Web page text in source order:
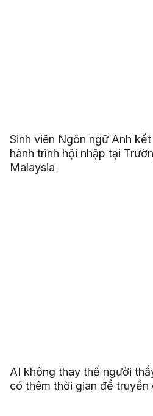
Sinh viên Ngôn ngữ Anh
hành trình hội nhập tại
Malaysia
AI không thay thế người
có thêm thời gian để truyền